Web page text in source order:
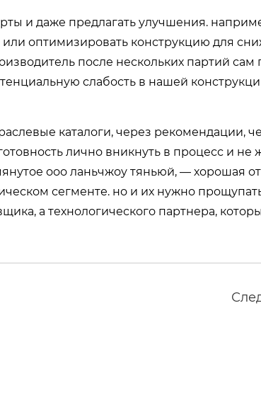
и даже предлагать улучшения.
оптимизировать конструкцию для
после нескольких партий
слабость в нашей
каталоги, через рекомендации,
лично вникнуть в процесс и не
ооо ланьчжоу тяньюй, — хорошая
сегменте. но и их нужно
а технологического партнера,